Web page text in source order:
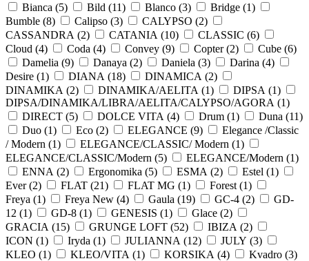
Bianca (5) Bild (11) Blanco (3) Bridge (1)
Bumble (8) Calipso (3) CALYPSO (2)
CASSANDRA (2) CATANIA (10) CLASSIC (6)
Cloud (4) Coda (4) Convey (9) Copter (2) Cube (6)
Damelia (9) Danaya (2) Daniela (3) Darina (4)
Desire (1) DIANA (18) DINAMICA (2)
DINAMIKA (2) DINAMIKA/AELITA (1) DIPSA (1)
DIPSA/DINAMIKA/LIBRA/AELITA/CALYPSO/AGORA (1)
DIRECT (5) DOLCE VITA (4) Drum (1) Duna (11)
Duo (1) Eco (2) ELEGANCE (9)
Elegance /Classic
/ Modern (1) ELEGANCE/CLASSIC/ Modern (1)
ELEGANCE/CLASSIC/Modern (5) ELEGANCE/Modern (1)
ENNA (2) Ergonomika (5) ESMA (2) Estel (1)
Ever (2) FLAT (21) FLAT MG (1) Forest (1)
Freya (1) Freya New (4) Gaula (19) GC-4 (2)
GD-
12 (1) GD-8 (1) GENESIS (1) Glace (2)
GRACIA (15) GRUNGE LOFT (52) IBIZA (2)
ICON (1) Iryda (1) JULIANNA (12) JULY (3)
KLEO (1) KLEO/VITA (1) KORSIKA (4) Kvadro (3)